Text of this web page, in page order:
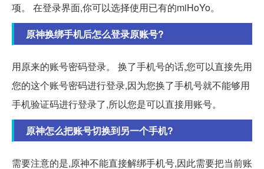
项。 在登录界面,你可以选择使用已有的miHoYo。
原神换绑手机后怎么登录原账号?
用原来的账号密码登录。 换了手机号的话,您可以直接先用
您的这个账号密码进行登录,因为您换了手机号就不能够用
手机验证码进行登录了,所以您是可以直接用账号。
原神怎么把账号切换到另一个手机?
需要注意的是,原神不能直接解绑手机号,因此需要把当前账